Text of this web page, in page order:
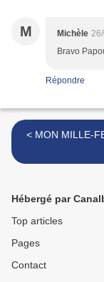
M Michèle
Bravo
Répondre
< MON MILLE-
Hébergé par
Top articles
Pages
Contact